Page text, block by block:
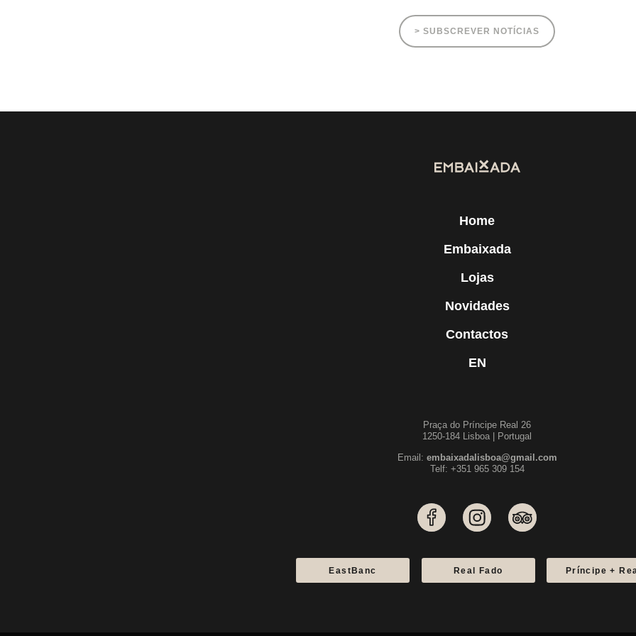
> SUBSCREVER NOTÍCIAS
Home
Embaixada
Lojas
Novidades
Contactos
EN
Praça do Príncipe Real 26
1250-184 Lisboa | Portugal
Email: embaixadalisboa@gmail.com
Telf: +351 965 309 154
EastBanc Real Fado Príncipe +